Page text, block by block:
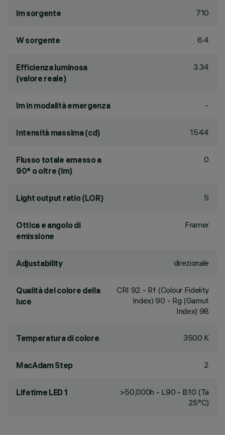
lm sorgente 710
W sorgente 6.4
Efficienza luminosa
(valore reale)
3.34
lm in modalità emergenza -
Intensità massima (cd) 1544
Flusso totale emesso a
90° o oltre (lm)
0
Light output ratio (LOR) 5
Ottica e angolo di
emissione
Framer
Adjustability direzionale
Qualità del colore della
luce
CRI 92 - Rf (Colour Fidelity
Index) 90 - Rg (Gamut
Index) 98
Temperatura di colore 3500 K
MacAdam Step 2
Lifetime LED 1
>50,000h - L90 - B10 (Ta
25°C)